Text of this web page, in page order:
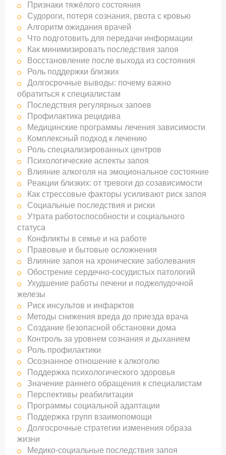
Признаки тяжёлого состояния
Судороги, потеря сознания, рвота с кровью
Алгоритм ожидания врачей
Что подготовить для передачи информации
Как минимизировать последствия запоя
Восстановление после выхода из состояния
Роль поддержки близких
Долгосрочные выводы: почему важно
обратиться к специалистам
Последствия регулярных запоев
Профилактика рецидива
Медицинские программы лечения зависимости
Комплексный подход к лечению
Роль специализированных центров
Психологические аспекты запоя
Влияние алкоголя на эмоциональное состояние
Реакции близких: от тревоги до созависимости
Как стрессовые факторы усиливают риск запоя
Социальные последствия и риски
Утрата работоспособности и социального
статуса
Конфликты в семье и на работе
Правовые и бытовые осложнения
Влияние запоя на хронические заболевания
Обострение сердечно-сосудистых патологий
Ухудшение работы печени и поджелудочной
железы
Риск инсультов и инфарктов
Методы снижения вреда до приезда врача
Создание безопасной обстановки дома
Контроль за уровнем сознания и дыханием
Роль профилактики
Осознанное отношение к алкоголю
Поддержка психологического здоровья
Значение раннего обращения к специалистам
Перспективы реабилитации
Программы социальной адаптации
Поддержка групп взаимопомощи
Долгосрочные стратегии изменения образа
жизни
Медико-социальные последствия запоя